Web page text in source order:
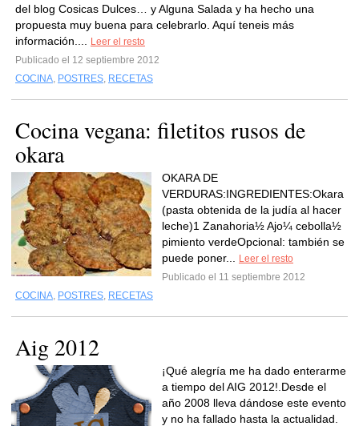
del blog Cosicas Dulces… y Alguna Salada y ha hecho una
propuesta muy buena para celebrarlo. Aquí teneis más
información....
Leer el resto
Publicado el 12 septiembre 2012
COCINA, POSTRES, RECETAS
Cocina vegana: filetitos rusos de
okara
OKARA DE
VERDURAS:INGREDIENTES:Okara
(pasta obtenida de la judía al hacer
leche)1 Zanahoria½ Ajo¼ cebolla½
pimiento verdeOpcional: también se
puede poner...
Leer el resto
Publicado el 11 septiembre 2012
COCINA, POSTRES, RECETAS
Aig 2012
¡Qué alegría me ha dado enterarme
a tiempo del AIG 2012!.Desde el
año 2008 lleva dándose este evento
y no ha fallado hasta la actualidad.